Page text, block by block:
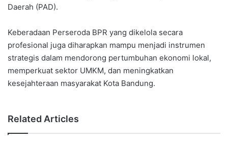
Daerah (PAD).
Keberadaan Perseroda BPR yang dikelola secara
profesional juga diharapkan mampu menjadi instrumen
strategis dalam mendorong pertumbuhan ekonomi lokal,
memperkuat sektor UMKM, dan meningkatkan
kesejahteraan masyarakat Kota Bandung.
Related Articles